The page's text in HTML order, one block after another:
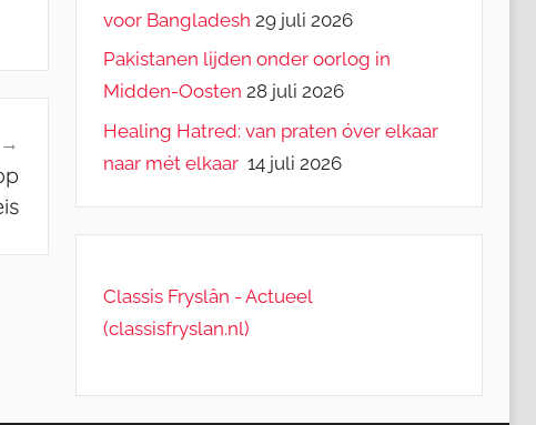
voor Bangladesh 29 juli 2026
Pakistanen lijden onder oorlog in
Midden-Oosten 28 juli 2026
Healing Hatred: van praten óver elkaar
naar mét elkaar 14 juli 2026
Classis Fryslân - Actueel
(classisfryslan.nl)